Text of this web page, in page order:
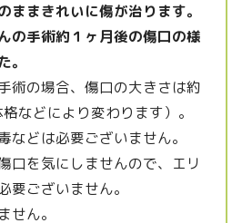
ままきれいに傷が治ります。
の手術約１ヶ月後の傷口の様
。
術の場合、傷口の大きさは約
などにより変わります）。
などは必要ございません。
口を気にしませんので、エリ
要ございません。
せん。